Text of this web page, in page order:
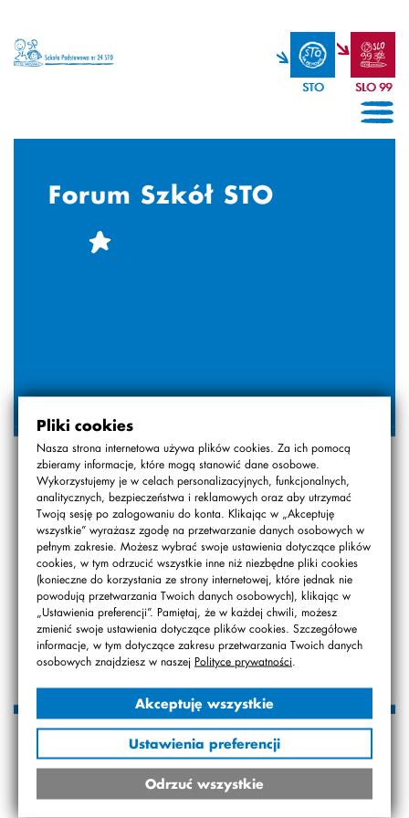
Pliki cookies
Nasza strona internetowa używa plików cookies. Za ich pomocą
zbieramy informacje, które mogą stanowić dane osobowe.
Wykorzystujemy je w celach personalizacyjnych, funkcjonalnych,
analitycznych, bezpieczeństwa i reklamowych oraz aby utrzymać
Twoją sesję po zalogowaniu do konta. Klikając w „Akceptuję
wszystkie” wyrażasz zgodę na przetwarzanie danych osobowych w
pełnym zakresie. Możesz wybrać swoje ustawienia dotyczące plików
cookies, w tym odrzucić wszystkie inne niż niezbędne pliki cookies
(konieczne do korzystania ze strony internetowej, które jednak nie
powodują przetwarzania Twoich danych osobowych), klikając w
„Ustawienia preferencji”. Pamiętaj, że w każdej chwili, możesz
zmienić swoje ustawienia dotyczące plików cookies. Szczegółowe
informacje, w tym dotyczące zakresu przetwarzania Twoich danych
osobowych znajdziesz w naszej Polityce prywatności
Akceptuję wszystkie
Ustawienia preferencji
Odrzuć wszystkie
STO SLO 99
Forum Szkół STO